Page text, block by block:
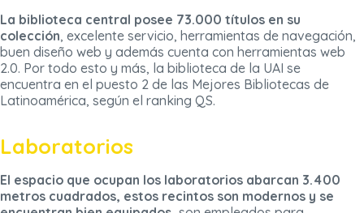
La biblioteca central posee 73.000 títulos en su
colección, excelente servicio, herramientas de navegación,
buen diseño web y además cuenta con herramientas web
2.0. Por todo esto y más, la biblioteca de la UAI se
encuentra en el puesto 2 de las Mejores Bibliotecas de
Latinoamérica, según el ranking QS.
Laboratorios
El espacio que ocupan los laboratorios abarcan 3.400
metros cuadrados, estos recintos son modernos y se